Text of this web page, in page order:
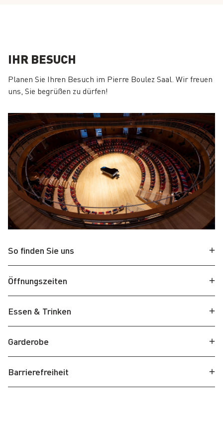
IHR BESUCH
Planen Sie Ihren Besuch im Pierre Boulez Saal. Wir freuen
uns, Sie begrüßen zu dürfen!
So finden Sie uns
Öffnungszeiten
Essen & Trinken
Garderobe
Barrierefreiheit